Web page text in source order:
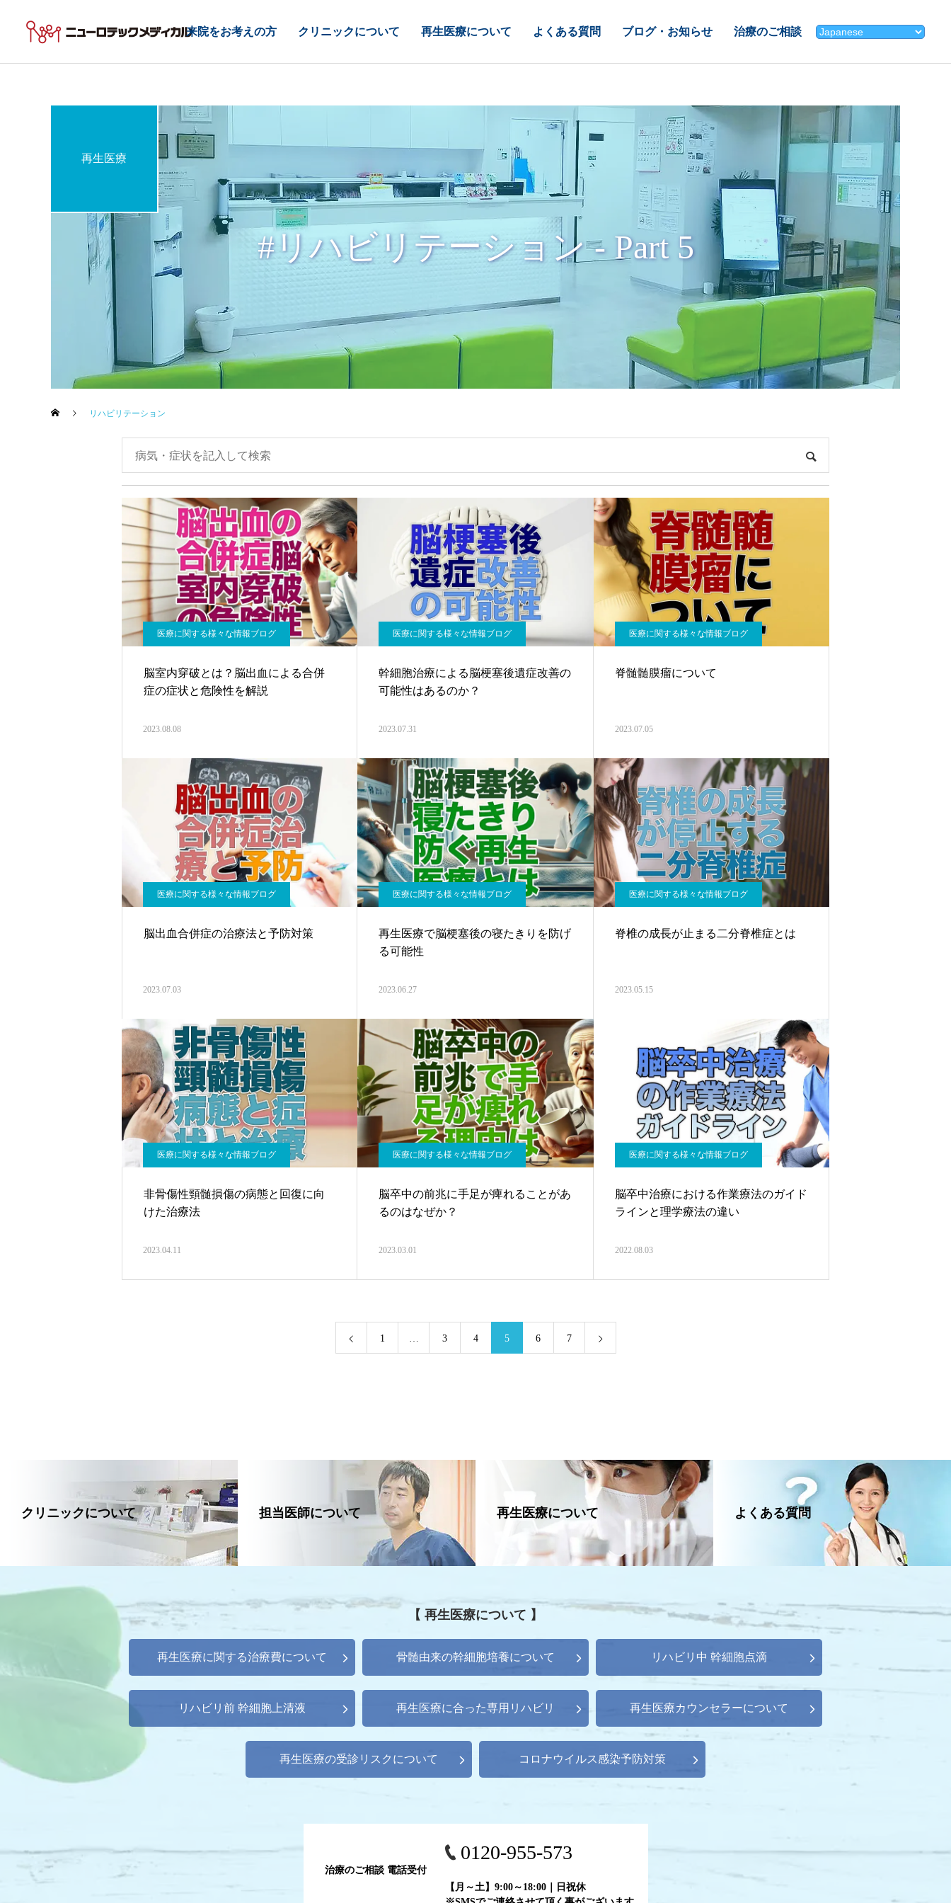
来院をお考えの方 クリニックについて 再生医療について よくある質問 ブログ・お知らせ 治療のご相談
#リハビリテーション - Part 5
再生医療
リハビリテーション
医療に関する様々な情報ブログ
脳室内穿破とは？脳出血による合併
症の症状と危険性を解説
2023.08.08
医療に関する様々な情報ブログ
幹細胞治療による脳梗塞後遺症改善の
可能性はあるのか？
2023.07.31
医療に関する様々な情報ブログ
脊髄髄膜瘤について
2023.07.05
医療に関する様々な情報ブログ
脳出血合併症の治療法と予防対策
2023.07.03
医療に関する様々な情報ブログ
再生医療で脳梗塞後の寝たきりを防げ
る可能性
2023.06.27
医療に関する様々な情報ブログ
脊椎の成長が止まる二分脊椎症とは
2023.05.15
医療に関する様々な情報ブログ
非骨傷性頸髄損傷の病態と回復に向
けた治療法
2023.04.11
医療に関する様々な情報ブログ
脳卒中の前兆に手足が痺れることがあ
るのはなぜか？
2023.03.01
医療に関する様々な情報ブログ
脳卒中治療における作業療法のガイド
ラインと理学療法の違い
2022.08.03
1 … 3 4 5 6 7
クリニックについて 担当医師について 再生医療について よくある質問
【 再生医療について 】
再生医療に関する治療費について 骨髄由来の幹細胞培養について リハビリ中 幹細胞点滴
リハビリ前 幹細胞上清液 再生医療に合った専用リハビリ 再生医療カウンセラーについて
再生医療の受診リスクについて コロナウイルス感染予防対策
治療のご相談 電話受付
0120-955-573
【月～土】9:00～18:00｜日祝休